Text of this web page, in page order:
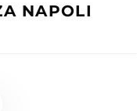
NAPOLI